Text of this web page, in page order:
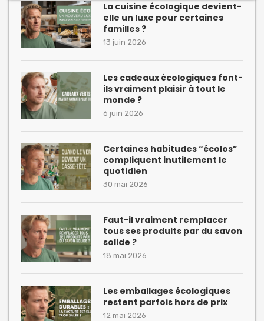
La cuisine écologique devient-
elle un luxe pour certaines
familles ?
13 juin 2026
Les cadeaux écologiques font-
ils vraiment plaisir à tout le
monde ?
6 juin 2026
Certaines habitudes “écolos”
compliquent inutilement le
quotidien
30 mai 2026
Faut-il vraiment remplacer
tous ses produits par du savon
solide ?
18 mai 2026
Les emballages écologiques
restent parfois hors de prix
12 mai 2026